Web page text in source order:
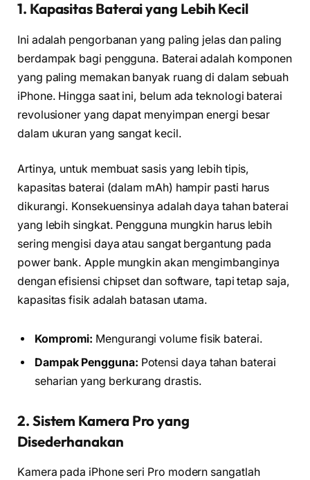
1. Kapasitas Baterai yang Lebih Kecil
Ini adalah pengorbanan yang paling jelas dan paling
berdampak bagi pengguna. Baterai adalah komponen
yang paling memakan banyak ruang di dalam sebuah
iPhone. Hingga saat ini, belum ada teknologi baterai
revolusioner yang dapat menyimpan energi besar
dalam ukuran yang sangat kecil.
Artinya, untuk membuat sasis yang lebih tipis,
kapasitas baterai (dalam mAh) hampir pasti harus
dikurangi. Konsekuensinya adalah daya tahan baterai
yang lebih singkat. Pengguna mungkin harus lebih
sering mengisi daya atau sangat bergantung pada
power bank. Apple mungkin akan mengimbanginya
dengan efisiensi chipset dan software, tapi tetap saja,
kapasitas fisik adalah batasan utama.
Kompromi: Mengurangi volume fisik baterai.
Dampak Pengguna: Potensi daya tahan baterai
seharian yang berkurang drastis.
2. Sistem Kamera Pro yang
Disederhanakan
Kamera pada iPhone seri Pro modern sangatlah